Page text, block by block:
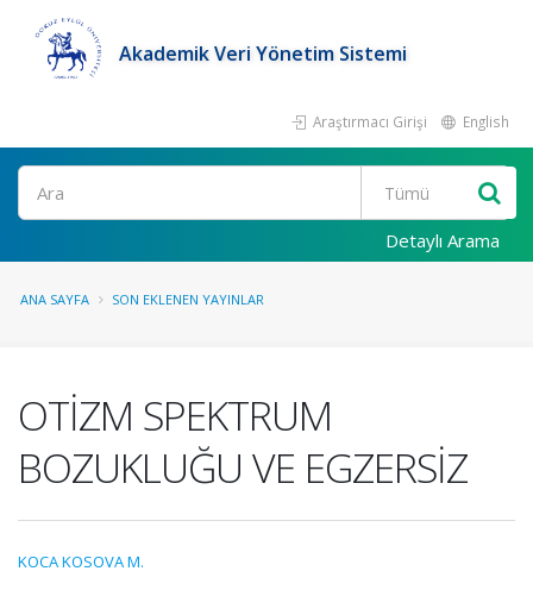
Akademik Veri Yönetim Sistemi
Araştırmacı Girişi English
Ara
Detaylı Arama
ANA SAYFA SON EKLENEN YAYINLAR
OTİZM SPEKTRUM
BOZUKLUĞU VE EGZERSİZ
KOCA KOSOVA M.